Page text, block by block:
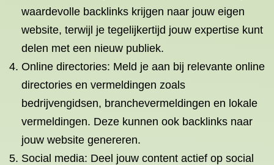
waardevolle backlinks krijgen naar jouw eigen
website, terwijl je tegelijkertijd jouw expertise kunt
delen met een nieuw publiek.
Online directories: Meld je aan bij relevante online
directories en vermeldingen zoals
bedrijvengidsen, branchevermeldingen en lokale
vermeldingen. Deze kunnen ook backlinks naar
jouw website genereren.
Social media: Deel jouw content actief op social